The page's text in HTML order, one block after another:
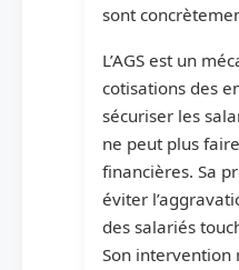
sont
L’AGS est un
cotisations des
sécuriser les
ne peut plus
financières. Sa
éviter
des salariés
Son intervention